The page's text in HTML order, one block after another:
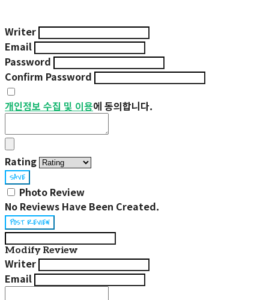
Writer
Email
Password
Confirm Password
개인정보 수집 및 이용에 동의합니다.
Rating
SAVE
Photo Review
No Reviews Have Been Created.
POST REVIEW
Modify Review
Writer
Email